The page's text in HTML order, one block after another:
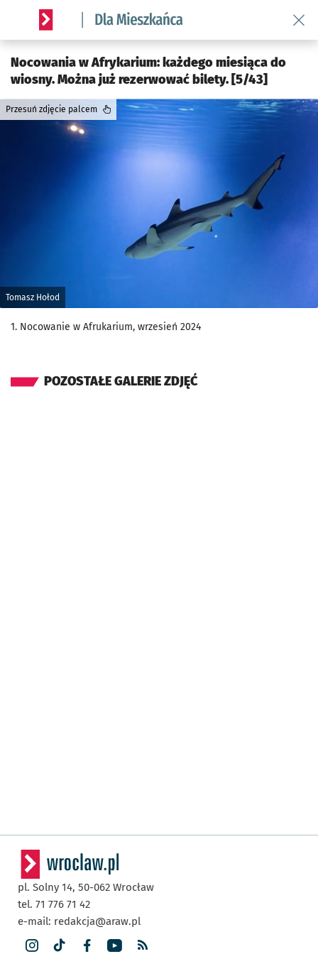
Serwis informacyjny wroclaw.pl podserwis: Dla mieszkańca
Nocowania w Afrykarium: każdego miesiąca do
wiosny. Można już rezerwować bilety. [5/43]
Tomasz Hołod
Przesuń zdjęcie palcem
1. Nocowanie w Afrukarium, wrzesień 2024
POZOSTAŁE GALERIE ZDJĘĆ
pl. Solny 14, 50-062 Wrocław
tel. 71 776 71 42
e-mail: redakcja@araw.pl